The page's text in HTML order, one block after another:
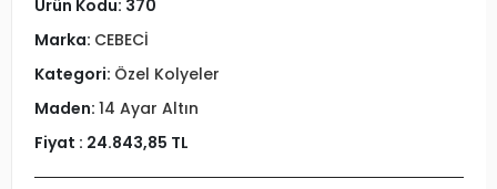
Ürün Kodu: 370
Marka: CEBECİ
Kategori: Özel Kolyeler
Maden: 14 Ayar Altın
Fiyat : 24.843,85 TL